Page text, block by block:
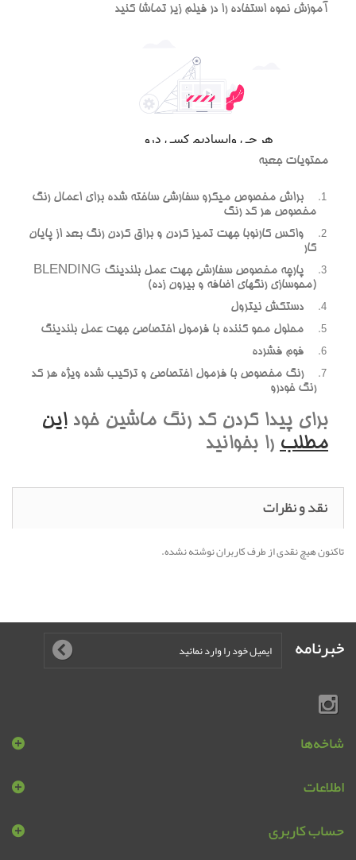
آموزش نحوه استفاده را در فيلم زير تماشا کنيد
محتويات جعبه
براش مخصوص ميکرو سفارشي ساخته شده براي اعمال رنگ
مخصوص هر کد رنگ
واکس کارنوبا جهت تميز کردن و براق کردن رنگ بعد از پايان
کار
پارچه مخصوص سفارشي جهت عمل بلندينگ BLENDING
(محوسازي رنگهاي اضافه و بيرون زده)
دستکش نيترول
محلول محو کننده با فرمول اختصاصي جهت عمل بلندينگ
فوم فشرده
رنگ مخصوص با فرمول اختصاصي و ترکيب شده ويژه هر کد
رنگ خودرو
براي پيدا کردن کد رنگ ماشين خوداين
مطلب را بخوانيد
نقد و نظرات
تاکنون هیچ نقدی از طرف کاربران نوشته نشده.
خبرنامه
شاخه‌ها
اطلاعات
حساب کاربری